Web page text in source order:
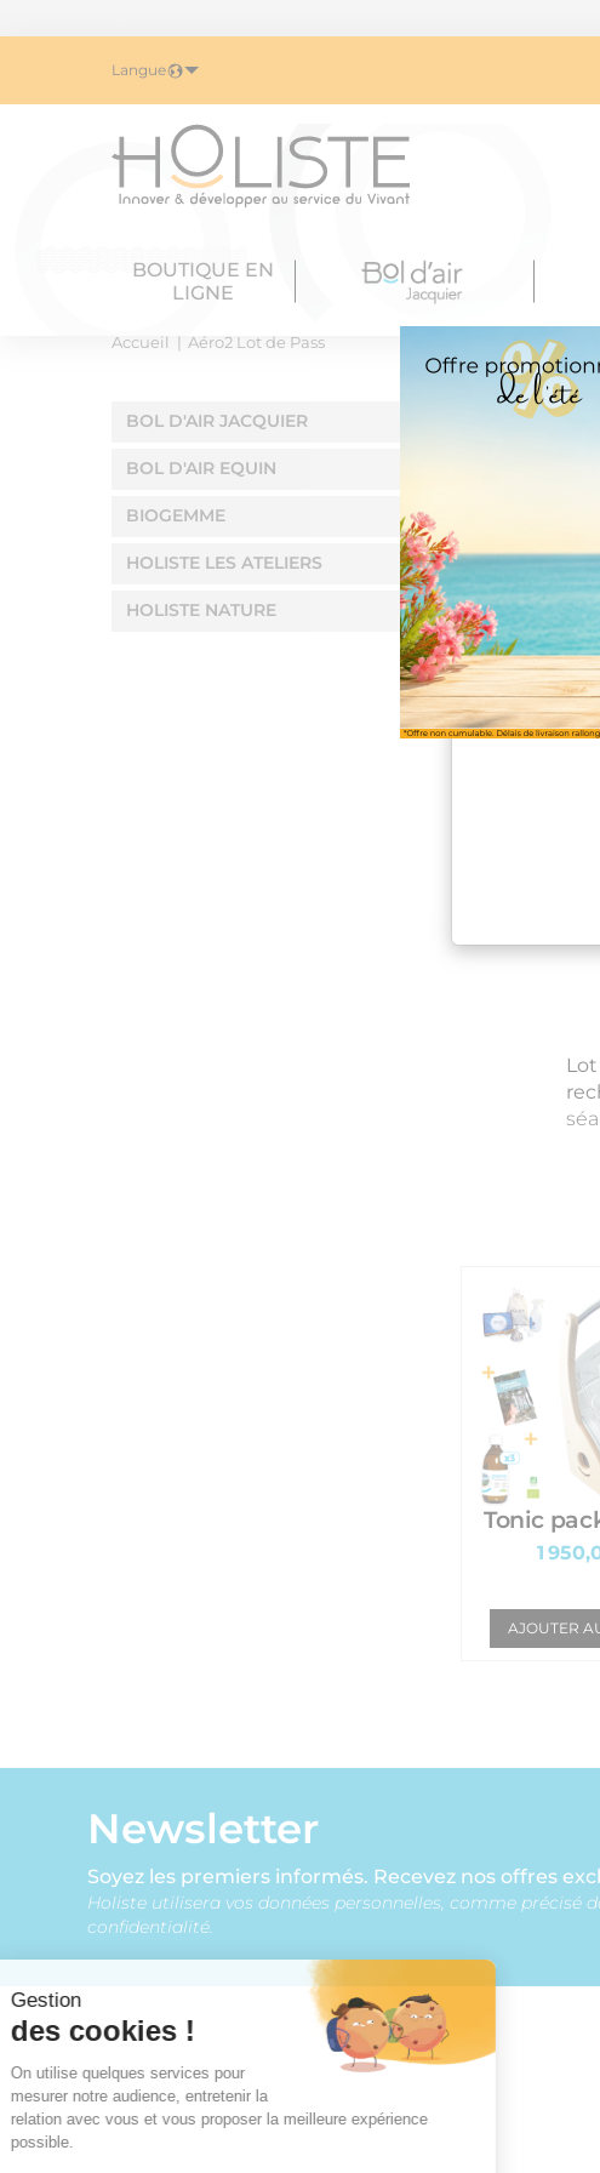
Langue
BOUTIQUE EN
LIGNE
Accueil Aéro2 Lot de Pass
BOL D'AIR JACQUIER
BOL D'AIR EQUIN
BIOGEMME
HOLISTE LES ATELIERS
HOLISTE NATURE
Tonic
1
AJOUTER
Newsletter
Soyez les premiers informés. Recevez nos offres
Holiste utilisera vos données personnelles, comme précisé
confidentialité.
les